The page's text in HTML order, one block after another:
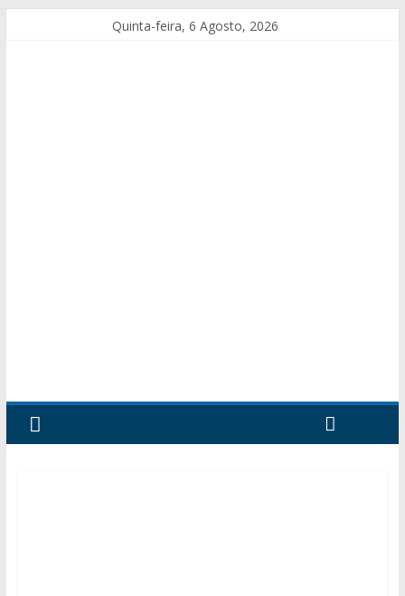
Quinta-feira, 6 Agosto, 2026